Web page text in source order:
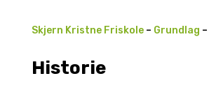
Skjern Kristne Friskole– Grundlag –
Historie